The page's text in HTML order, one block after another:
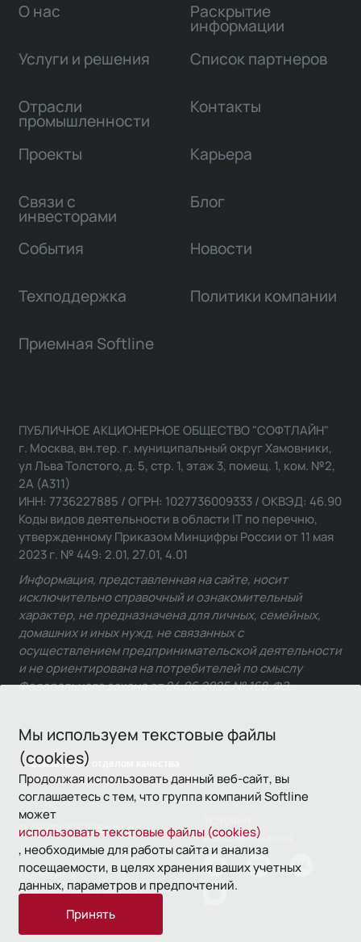
Мы используем текстовые файлы
(cookies)
Продолжая использовать данный веб-сайт, вы
соглашаетесь с тем, что группа компаний Softline
может
использовать текстовые файлы (cookies)
, необходимые для работы сайта и анализа
посещаемости, в целях хранения ваших учетных
данных, параметров и предпочтений.
Принять
О нас
Услуги и решения
Отрасли
промышленности
Проекты
Связи с
инвесторами
Раскрытие
информации
Список партнеров
Контакты
Карьера
Блог
События Новости
Техподдержка Политики компании
Приемная Softline
Связаться с отделом качества
ПУБЛИЧНОЕ АКЦИОНЕРНОЕ ОБЩЕСТВО "СОФТЛАЙН"
г. Москва, вн.тер. г. муниципальный округ Хамовники,
ул Льва Толстого, д. 5, стр. 1, этаж 3, помещ. 1, ком. №2,
2А (А311)
ИНН: 7736227885 / ОГРН: 1027736009333 / ОКВЭД: 46.90
Коды видов деятельности в области IT по перечню,
утвержденному Приказом Минцифры России от 11 мая
2023 г. № 449: 2.01, 27.01, 4.01
Информация, представленная на сайте, носит
исключительно справочный и ознакомительный
характер, не предназначена для личных, семейных,
домашних и иных нужд, не связанных с
осуществлением предпринимательской деятельности
и не ориентирована на потребителей по смыслу
Федерального закона от 24.06.2025 № 168-ФЗ.
© 1993—2026 Softline
использования
Политика
конфиденциальности